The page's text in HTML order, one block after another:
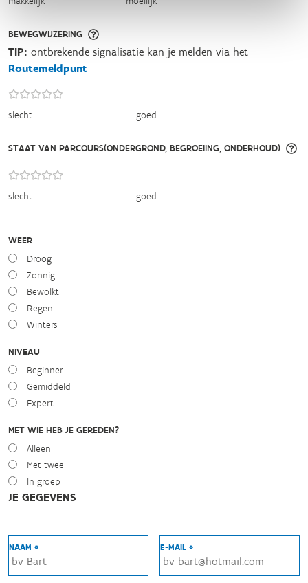
BEWEGWIJZERING
slecht goed
TIP: ontbrekende signalisatie kan je melden via het
Routemeldpunt
STAAT VAN PARCOURS(ONDERGROND, BEGROEIING, ONDERHOUD)
slecht goed
WEER
Droog
Zonnig
Bewolkt
Regen
Winters
NIVEAU
Beginner
Gemiddeld
Expert
MET WIE HEB JE GEREDEN?
Alleen
Met twee
In groep
JE GEGEVENS
NAAM * E-MAIL *